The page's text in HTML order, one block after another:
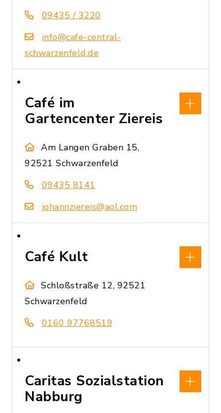
09435 / 3220
info@cafe-central-
schwarzenfeld.de
Café im
Gartencenter Ziereis
Am Langen Graben 15,
92521 Schwarzenfeld
09435 8141
johannziereis@aol.com
Café Kult
Schloßstraße 12, 92521
Schwarzenfeld
0160 97768519
Caritas Sozialstation
Nabburg